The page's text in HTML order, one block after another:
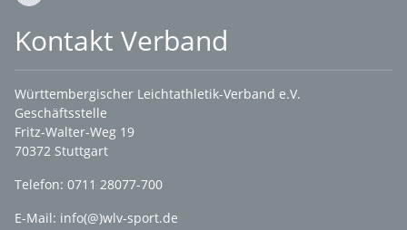
Kontakt Verband
Württembergischer Leichtathletik-Verband e.V.
Geschäftsstelle
Fritz-Walter-Weg 19
70372 Stuttgart
Telefon: 0711 28077-700
E-Mail: info(@)wlv-sport.de